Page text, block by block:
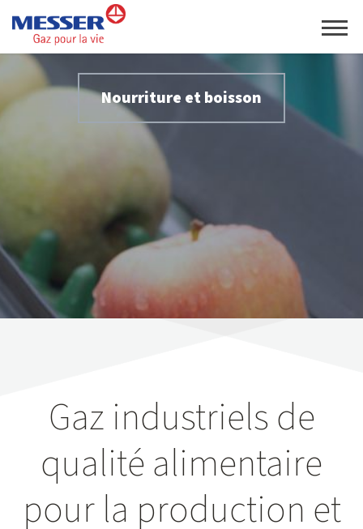
Nourriture et boisson
Gaz industriels de
qualité alimentaire
pour la production et